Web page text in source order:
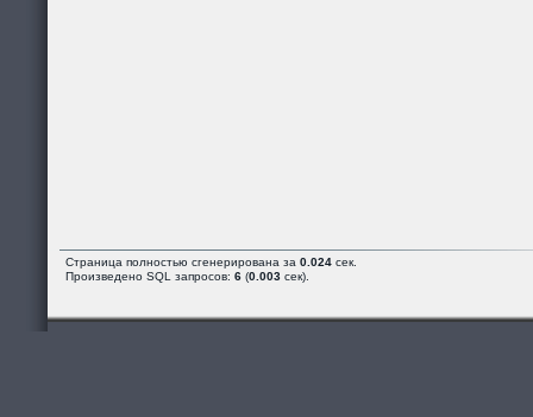
Страница полностью сгенерирована за 0.024 сек.
Произведено SQL запросов: 6 (0.003 сек).